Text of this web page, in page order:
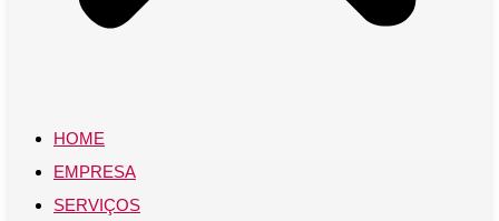
HOME
EMPRESA
SERVIÇOS